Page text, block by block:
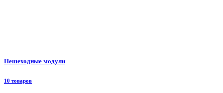
Пешеходные модули
10 товаров